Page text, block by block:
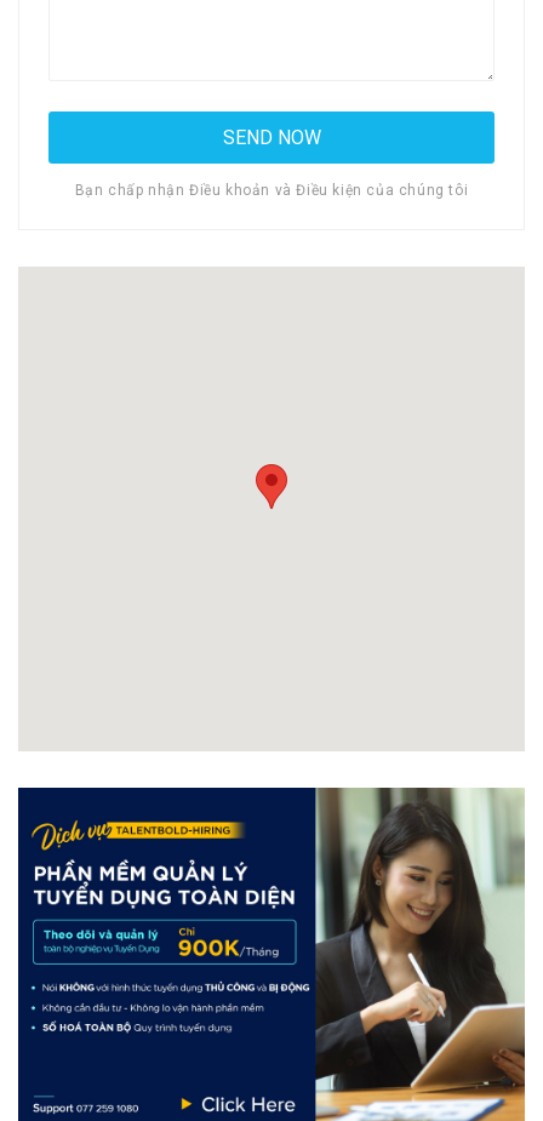
Bạn chấp nhận Điều khoản và Điều kiện của chúng tôi